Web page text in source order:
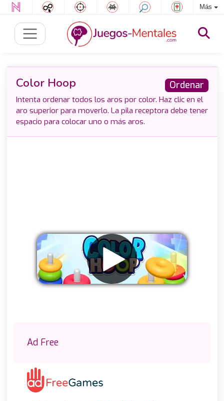
Más
Ordenar
Color Hoop
Intenta ordenar todos los aros por color. Haz clic en el
aro superior para moverlo. La pila receptora debe tener
espacio para colocar uno o más aros.
Ad Free